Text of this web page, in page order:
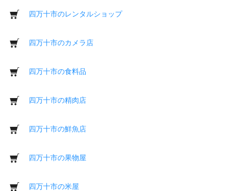
四万十市のレンタルショップ
四万十市のカメラ店
四万十市の食料品
四万十市の精肉店
四万十市の鮮魚店
四万十市の果物屋
四万十市の米屋